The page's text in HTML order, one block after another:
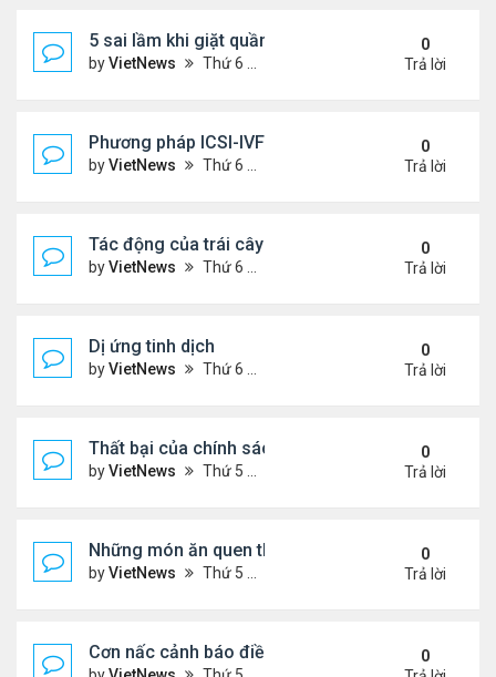
5 sai lầm khi giặt quần áo
byVietNews Thứ 6 Tháng 8 05, 2022 2:21 pm
0
Trả lời
Phương pháp ICSI-IVF điều trị vô sinh nam nặng
byVietNews Thứ 6 Tháng 8 05, 2022 12:24 pm
0
Trả lời
Tác động của trái cây sấy đến đường huyết
byVietNews Thứ 6 Tháng 8 05, 2022 12:13 pm
0
Trả lời
Dị ứng tinh dịch
byVietNews Thứ 6 Tháng 8 05, 2022 12:06 pm
0
Trả lời
Thất bại của chính sách khuyến khích sinh đẻ ở
byVietNews Thứ 5 Tháng 8 04, 2022 5:21 pm
0
Trả lời
Những món ăn quen thuộc rút ngắn tuổi thọ
byVietNews Thứ 5 Tháng 8 04, 2022 4:03 pm
0
Trả lời
Cơn nấc cảnh báo điều gì về sức khỏe?
0